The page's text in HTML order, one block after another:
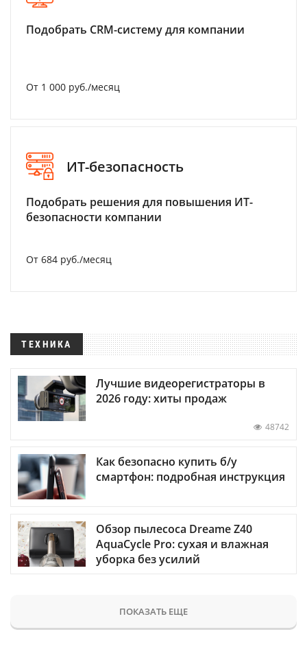
Подобрать CRM-систему для компании
От 1 000 руб./месяц
ИТ-безопасность
Подобрать решения для повышения ИТ-
безопасности компании
От 684 руб./месяц
ТЕХНИКА
Лучшие видеорегистраторы в
2026 году: хиты продаж
48742
Как безопасно купить б/у
смартфон: подробная инструкция
Обзор пылесоса Dreame Z40
AquaCycle Pro: сухая и влажная
уборка без усилий
ПОКАЗАТЬ ЕЩЕ